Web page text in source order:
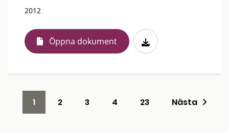
2012
Öppna dokument
1 2 3 4 23 Nästa